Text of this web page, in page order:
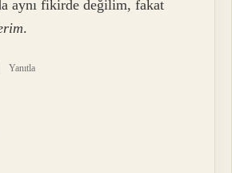
aynı fikirde değilim, fakat
.
Yanıtla